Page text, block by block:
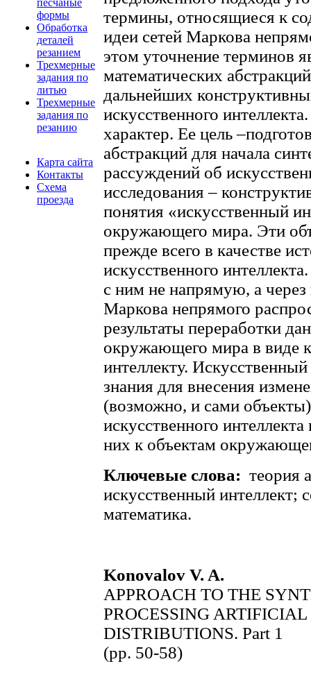
песчаные
формы
Обработка
деталей
резанием
Трехмерные
задания по
литью
Трехмерные
задания по
резанию
Карта сайта
Контакты
Схема
проезда
термины, относящиеся к
идеи сетей Маркова
этом уточнение терминов
математических
дальнейших
искусственного
характер. Ее цель
абстракций для начала
рассуждений об
исследования –
понятия «искусственный
окружающего мира. Эти
прежде всего в качестве
искусственного
с ним не напрямую, а через
Маркова непрямого
результаты переработки
окружающего мира в виде
интеллекту.
знания для внесения
(возможно, и сами
искусственного
них к объектам
Ключевые слова: теория
искусственный интеллект;
математика.
Konovalov V. A.
APPROACH TO THE
PROCESSING
DISTRIBUTIONS. Part 1
(pp. 50-58)